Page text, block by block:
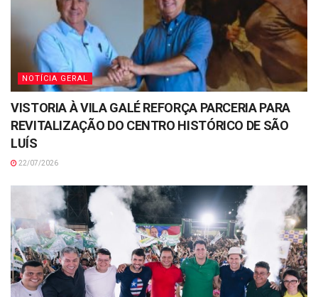
NOTÍCIA GERAL
VISTORIA À VILA GALÉ REFORÇA PARCERIA PARA
REVITALIZAÇÃO DO CENTRO HISTÓRICO DE SÃO
LUÍS
22/07/2026